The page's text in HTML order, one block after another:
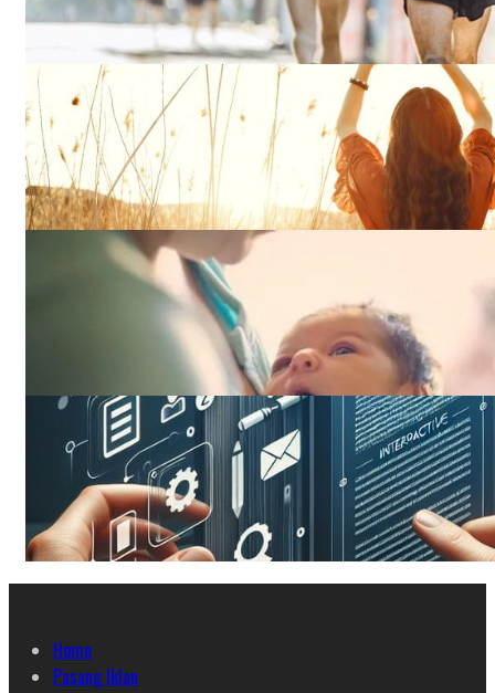
Home
Pasang Iklan